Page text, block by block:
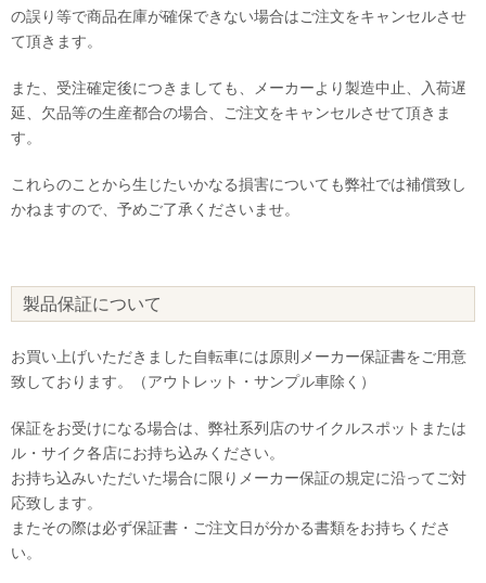
の誤り等で商品在庫が確保できない場合はご注文をキャンセルさせ
て頂きます。
また、受注確定後につきましても、メーカーより製造中止、入荷遅
延、欠品等の生産都合の場合、ご注文をキャンセルさせて頂きま
す。
これらのことから生じたいかなる損害についても弊社では補償致し
かねますので、予めご了承くださいませ。
製品保証について
お買い上げいただきました自転車には原則メーカー保証書をご用意
致しております。（アウトレット・サンプル車除く）
保証をお受けになる場合は、弊社系列店のサイクルスポットまたは
ル・サイク各店にお持ち込みください。
お持ち込みいただいた場合に限りメーカー保証の規定に沿ってご対
応致します。
またその際は必ず保証書・ご注文日が分かる書類をお持ちくださ
い。